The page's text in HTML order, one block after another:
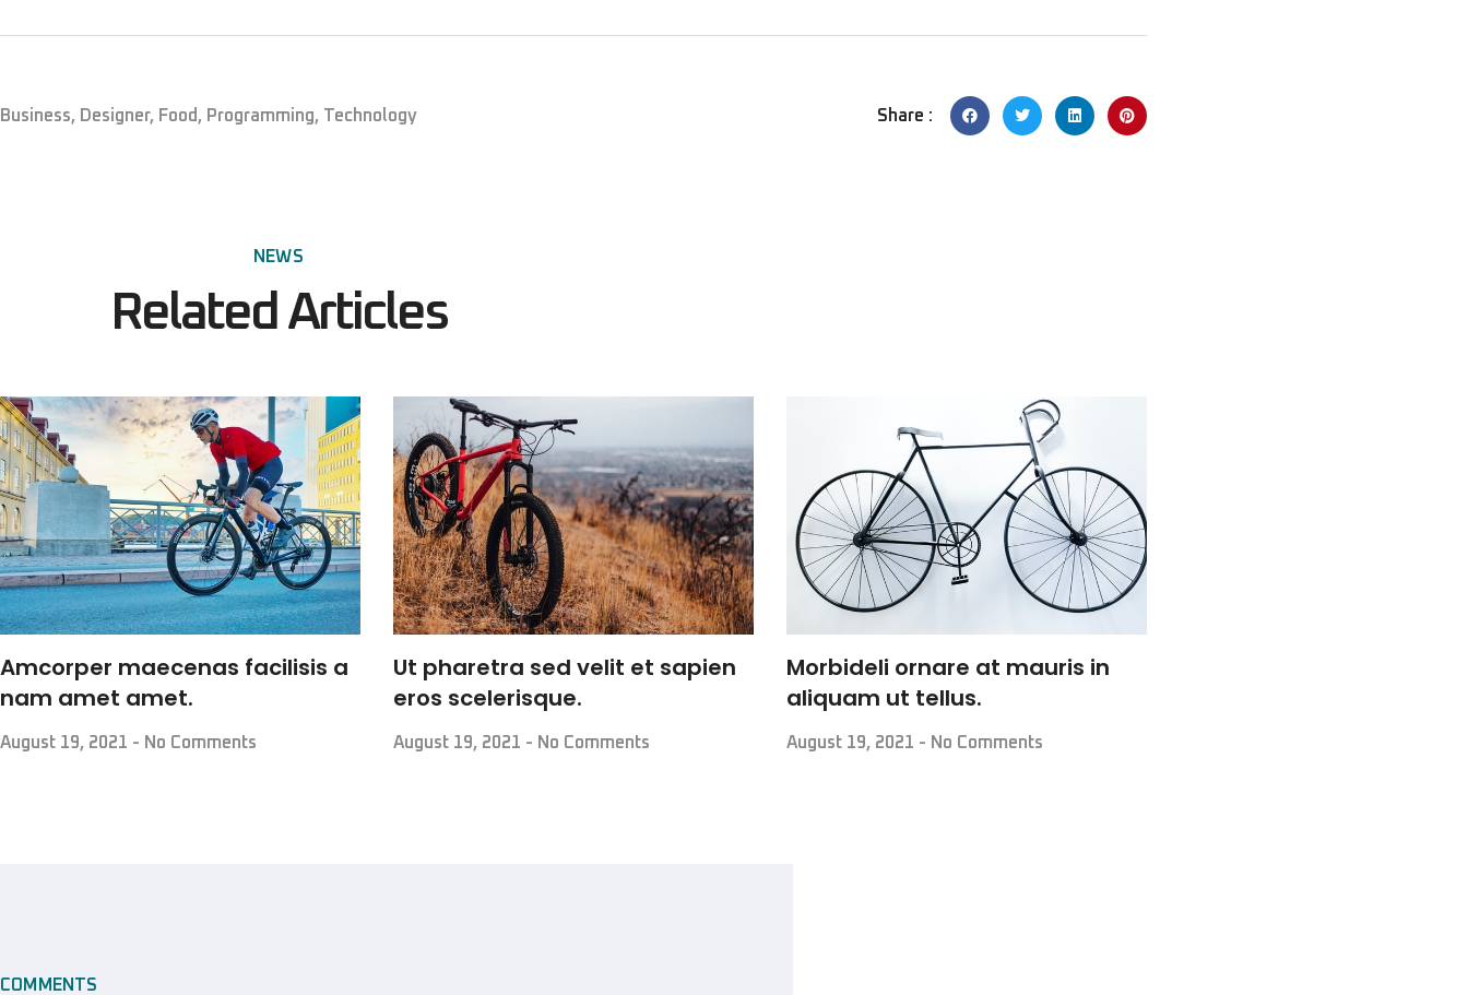
Business, Designer, Food , Programming, Technology Share :
NEWS
Related Articles
Amcorper maecenas facilisis a
nam amet amet.
August 19, 2021 No Comments
Ut pharetra sed velit et sapien
eros scelerisque.
August 19, 2021 No Comments
Morbideli ornare at mauris in
aliquam ut tellus.
August 19, 2021 No Comments
COMMENTS